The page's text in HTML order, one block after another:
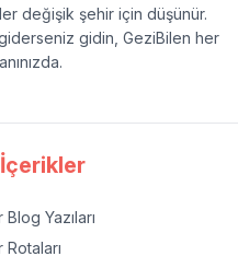
değişik şehir için düşünür.
gidin, GeziBilen her
Blog Yazıları
Rotaları